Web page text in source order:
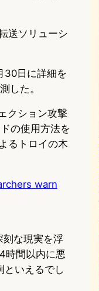
送ソリューシ
30日に詳細を
した。
クション攻撃
の使用方法を
るトロイの木
warn
な現実を浮
時間以内に悪
といえるでし